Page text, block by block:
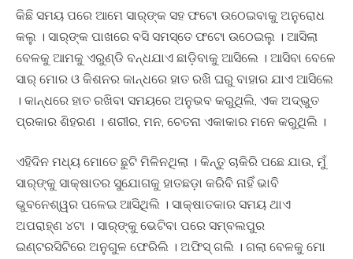
କିଛି ସମୟ ପରେ ଆମେ ସାର୍‍ଙ୍କ ସହ ଫଟୋ ଉଠେଇବାକୁ ଅନୁରୋଧ
କଲୁ । ସାର୍‍ଙ୍କ ପାଖରେ ବସି ସମସ୍ତେ ଫଟୋ ଉଠେଇଲୁ । ଆସିଲା
ବେଳକୁ ଆମକୁ ଏରୁଣ୍ଡି ବନ୍ଧଯାଏ ଛାଡି଼ବାକୁ ଆସିଲେ । ଆସିବା ବେଳେ
ସାର୍‍ ମୋର ଓ କିଶନର କାନ୍ଧରେ ହାତ ରଖି ଘରୁ ବାହାର ଯାଏ ଆସିଲେ
। କାନ୍ଧରେ ହାତ ରଖିବା ସମୟରେ ଅନୁଭବ କରୁଥିଲି, ଏକ ଅଦ୍ଭୁତ
ପ୍ରକାର ଶିହରଣ । ଶରୀର, ମନ, ଚେତନା ଏକାକାର ମନେ କରୁଥିଲି ।
ଏହିଦିନ ମଧ୍ୟ ମୋତେ ଛୁଟି ମିଳିନଥିଲା । କିନ୍ତୁ ଚାକିରି ପଛେ ଯାଉ, ମୁଁ
ସାର୍‍ଙ୍କୁ ସାକ୍ଷାତର ସୁଯୋଗକୁ ହାତଛଡ଼ା କରିବି ନାହିଁ ଭାବି
ଭୁବନେଶ୍ୱର ପଳେଇ ଆସିଥିଲି । ସାକ୍ଷାତକାର ସମୟ ଥାଏ
ଅପରାହ୍ଣ ୪ଟା । ସାର୍‍ଙ୍କୁ ଭେଟିବା ପରେ ସମ୍ବଲପୁର
ଇଣ୍ଟରସିଟିରେ ଅନୁଗୁଳ ଫେରିଲି । ଅଫିସ୍‍ ଗଲି । ଗଲା ବେଳକୁ ମୋ